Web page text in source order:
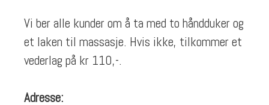
Vi ber alle kunder om å ta med to håndduker og
et laken til massasje. Hvis ikke, tilkommer et
vederlag på kr 110,-.
Adresse: